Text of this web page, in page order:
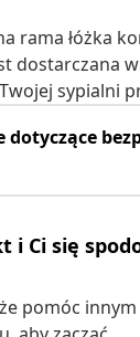
rama łóżka
dostarczana
sypialni
i Ci się
pomóc